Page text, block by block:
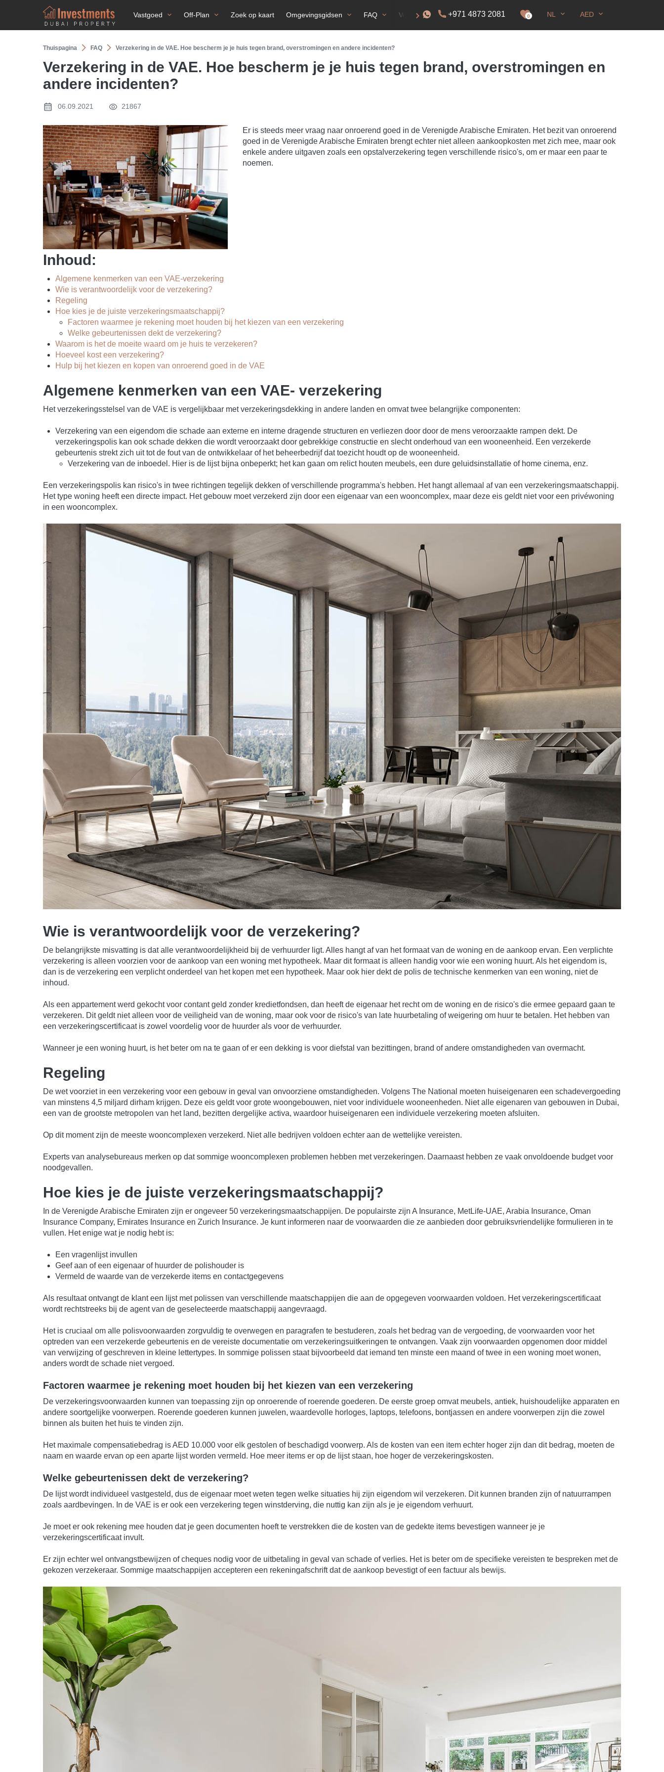
Vastgoed Off-Plan Zoek op kaart Omgevingsgidsen FAQ Verblijfsvergunning+971 4873 2081 0 NL AED
Thuispagina FAQ Verzekering in de VAE. Hoe bescherm je je huis tegen brand, overstromingen en andere incidenten?
Verzekering in de VAE. Hoe bescherm je je huis tegen brand, overstromingen en
andere incidenten?
06.09.2021 21867
Er is steeds meer vraag naar onroerend goed in de Verenigde Arabische Emiraten. Het bezit van onroerend
goed in de Verenigde Arabische Emiraten brengt echter niet alleen aankoopkosten met zich mee, maar ook
enkele andere uitgaven zoals een opstalverzekering tegen verschillende risico's, om er maar een paar te
noemen.
Inhoud:
Algemene kenmerken van een VAE-verzekering
Wie is verantwoordelijk voor de verzekering?
Regeling
Hoe kies je de juiste verzekeringsmaatschappij?
Factoren waarmee je rekening moet houden bij het kiezen van een verzekering
Welke gebeurtenissen dekt de verzekering?
Waarom is het de moeite waard om je huis te verzekeren?
Hoeveel kost een verzekering?
Hulp bij het kiezen en kopen van onroerend goed in de VAE
Algemene kenmerken van een VAE- verzekering
Het verzekeringsstelsel van de VAE is vergelijkbaar met verzekeringsdekking in andere landen en omvat twee belangrijke componenten:
Verzekering van een eigendom die schade aan externe en interne dragende structuren en verliezen door door de mens veroorzaakte rampen dekt. De
verzekeringspolis kan ook schade dekken die wordt veroorzaakt door gebrekkige constructie en slecht onderhoud van een wooneenheid. Een verzekerde
gebeurtenis strekt zich uit tot de fout van de ontwikkelaar of het beheerbedrijf dat toezicht houdt op de wooneenheid.
Verzekering van de inboedel. Hier is de lijst bijna onbeperkt; het kan gaan om relict houten meubels, een dure geluidsinstallatie of home cinema, enz.
Een verzekeringspolis kan risico's in twee richtingen tegelijk dekken of verschillende programma's hebben. Het hangt allemaal af van een verzekeringsmaatschappij.
Het type woning heeft een directe impact. Het gebouw moet verzekerd zijn door een eigenaar van een wooncomplex, maar deze eis geldt niet voor een privéwoning
in een wooncomplex.
Wie is verantwoordelijk voor de verzekering?
De belangrijkste misvatting is dat alle verantwoordelijkheid bij de verhuurder ligt. Alles hangt af van het formaat van de woning en de aankoop ervan. Een verplichte
verzekering is alleen voorzien voor de aankoop van een woning met hypotheek. Maar dit formaat is alleen handig voor wie een woning huurt. Als het eigendom is,
dan is de verzekering een verplicht onderdeel van het kopen met een hypotheek. Maar ook hier dekt de polis de technische kenmerken van een woning, niet de
inhoud.
Als een appartement werd gekocht voor contant geld zonder kredietfondsen, dan heeft de eigenaar het recht om de woning en de risico's die ermee gepaard gaan te
verzekeren. Dit geldt niet alleen voor de veiligheid van de woning, maar ook voor de risico's van late huurbetaling of weigering om huur te betalen. Het hebben van
een verzekeringscertificaat is zowel voordelig voor de huurder als voor de verhuurder.
Wanneer je een woning huurt, is het beter om na te gaan of er een dekking is voor diefstal van bezittingen, brand of andere omstandigheden van overmacht.
Regeling
De wet voorziet in een verzekering voor een gebouw in geval van onvoorziene omstandigheden. Volgens The National moeten huiseigenaren een schadevergoeding
van minstens 4,5 miljard dirham krijgen. Deze eis geldt voor grote woongebouwen, niet voor individuele wooneenheden. Niet alle eigenaren van gebouwen in Dubai,
een van de grootste metropolen van het land, bezitten dergelijke activa, waardoor huiseigenaren een individuele verzekering moeten afsluiten.
Op dit moment zijn de meeste wooncomplexen verzekerd. Niet alle bedrijven voldoen echter aan de wettelijke vereisten.
Experts van analysebureaus merken op dat sommige wooncomplexen problemen hebben met verzekeringen. Daarnaast hebben ze vaak onvoldoende budget voor
noodgevallen.
Hoe kies je de juiste verzekeringsmaatschappij?
In de Verenigde Arabische Emiraten zijn er ongeveer 50 verzekeringsmaatschappijen. De populairste zijn A Insurance, MetLife-UAE, Arabia Insurance, Oman
Insurance Company, Emirates Insurance en Zurich Insurance. Je kunt informeren naar de voorwaarden die ze aanbieden door gebruiksvriendelijke formulieren in te
vullen. Het enige wat je nodig hebt is:
Een vragenlijst invullen
Geef aan of een eigenaar of huurder de polishouder is
Vermeld de waarde van de verzekerde items en contactgegevens
Als resultaat ontvangt de klant een lijst met polissen van verschillende maatschappijen die aan de opgegeven voorwaarden voldoen. Het verzekeringscertificaat
wordt rechtstreeks bij de agent van de geselecteerde maatschappij aangevraagd.
Het is cruciaal om alle polisvoorwaarden zorgvuldig te overwegen en paragrafen te bestuderen, zoals het bedrag van de vergoeding, de voorwaarden voor het
optreden van een verzekerde gebeurtenis en de vereiste documentatie om verzekeringsuitkeringen te ontvangen. Vaak zijn voorwaarden opgenomen door middel
van verwijzing of geschreven in kleine lettertypes. In sommige polissen staat bijvoorbeeld dat iemand ten minste een maand of twee in een woning moet wonen,
anders wordt de schade niet vergoed.
Factoren waarmee je rekening moet houden bij het kiezen van een verzekering
De verzekeringsvoorwaarden kunnen van toepassing zijn op onroerende of roerende goederen. De eerste groep omvat meubels, antiek, huishoudelijke apparaten en
andere soortgelijke voorwerpen. Roerende goederen kunnen juwelen, waardevolle horloges, laptops, telefoons, bontjassen en andere voorwerpen zijn die zowel
binnen als buiten het huis te vinden zijn.
Het maximale compensatiebedrag is AED 10.000 voor elk gestolen of beschadigd voorwerp. Als de kosten van een item echter hoger zijn dan dit bedrag, moeten de
naam en waarde ervan op een aparte lijst worden vermeld. Hoe meer items er op de lijst staan, hoe hoger de verzekeringskosten.
Welke gebeurtenissen dekt de verzekering?
De lijst wordt individueel vastgesteld, dus de eigenaar moet weten tegen welke situaties hij zijn eigendom wil verzekeren. Dit kunnen branden zijn of natuurrampen
zoals aardbevingen. In de VAE is er ook een verzekering tegen winstderving, die nuttig kan zijn als je je eigendom verhuurt.
Je moet er ook rekening mee houden dat je geen documenten hoeft te verstrekken die de kosten van de gedekte items bevestigen wanneer je je
verzekeringscertificaat invult.
Er zijn echter wel ontvangstbewijzen of cheques nodig voor de uitbetaling in geval van schade of verlies. Het is beter om de specifieke vereisten te bespreken met de
gekozen verzekeraar. Sommige maatschappijen accepteren een rekeningafschrift dat de aankoop bevestigt of een factuur als bewijs.